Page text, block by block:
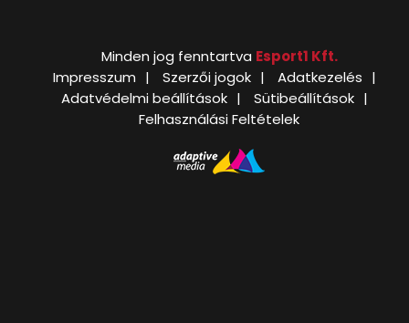
Minden jog fenntartva Esport1 Kft.
Impresszum
Szerzői jogok
Adatkezelés
Adatvédelmi beállítások
Sütibeállítások
Felhasználási Feltételek